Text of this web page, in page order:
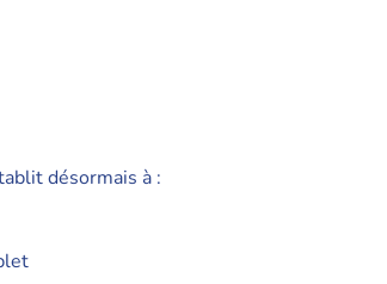
désormais à :